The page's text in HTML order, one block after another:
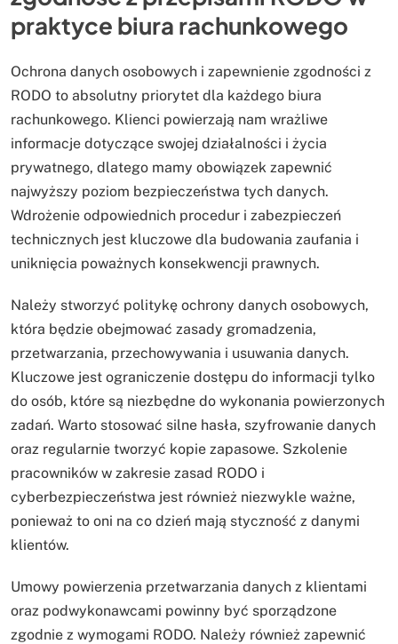
praktyce biura rachunkowego
Ochrona danych osobowych i zapewnienie zgodności z
RODO to absolutny priorytet dla każdego biura
rachunkowego. Klienci powierzają nam wrażliwe
informacje dotyczące swojej działalności i życia
prywatnego, dlatego mamy obowiązek zapewnić
najwyższy poziom bezpieczeństwa tych danych.
Wdrożenie odpowiednich procedur i zabezpieczeń
technicznych jest kluczowe dla budowania zaufania i
uniknięcia poważnych konsekwencji prawnych.
Należy stworzyć politykę ochrony danych osobowych,
która będzie obejmować zasady gromadzenia,
przetwarzania, przechowywania i usuwania danych.
Kluczowe jest ograniczenie dostępu do informacji tylko
do osób, które są niezbędne do wykonania powierzonych
zadań. Warto stosować silne hasła, szyfrowanie danych
oraz regularnie tworzyć kopie zapasowe. Szkolenie
pracowników w zakresie zasad RODO i
cyberbezpieczeństwa jest również niezwykle ważne,
ponieważ to oni na co dzień mają styczność z danymi
klientów.
Umowy powierzenia przetwarzania danych z klientami
oraz podwykonawcami powinny być sporządzone
zgodnie z wymogami RODO. Należy również zapewnić